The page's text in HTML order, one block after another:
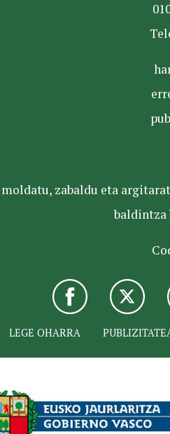
zabaldu eta
baldintza
LEGE OHARRA